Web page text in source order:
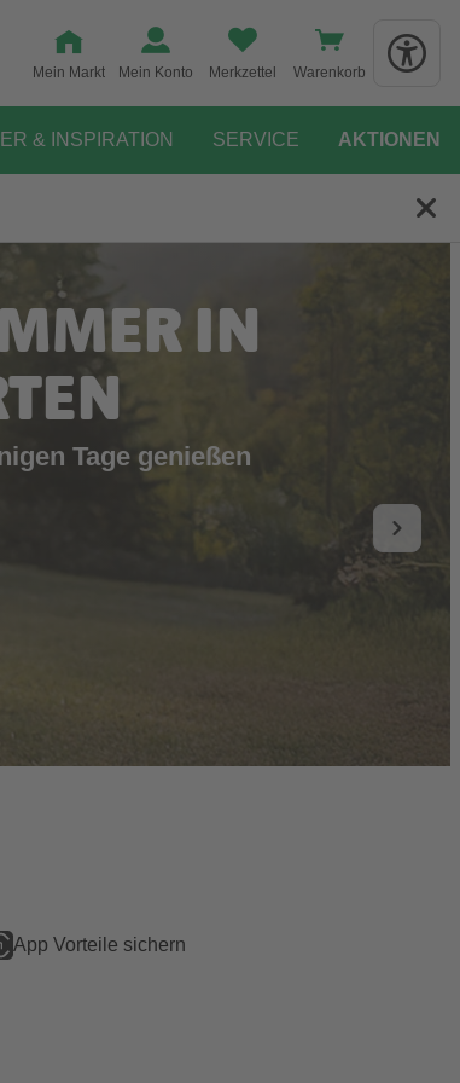
Mein Markt Mein Konto Merkzettel Warenkorb
& INSPIRATION SERVICE AKTIONEN
IN
Tage genießen
App Vorteile sichern